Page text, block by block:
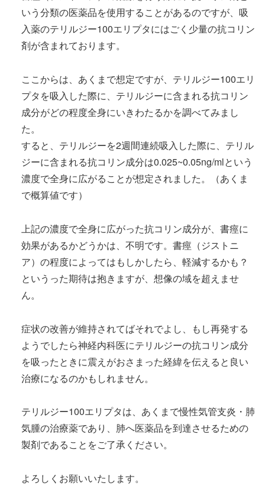
いう分類の医薬品を使用することがあるのですが、吸
入薬のテリルジー100エリプタにはごく少量の抗コリン
剤が含まれております。
ここからは、あくまで想定ですが、テリルジー100エリ
プタを吸入した際に、テリルジーに含まれる抗コリン
成分がどの程度全身にいきわたるかを調べてみまし
た。
すると、テリルジーを2週間連続吸入した際に、テリル
ジーに含まれる抗コリン成分は0.025~0.05ng/mlという
濃度で全身に広がることが想定されました。（あくま
で概算値です）
上記の濃度で全身に広がった抗コリン成分が、書痙に
効果があるかどうかは、不明です。書痙（ジストニ
ア）の程度によってはもしかしたら、軽減するかも？
というった期待は抱きますが、想像の域を超えませ
ん。
症状の改善が維持されてばそれでよし、もし再発する
ようでしたら神経内科医にテリルジーの抗コリン成分
を吸ったときに震えがおさまった経緯を伝えると良い
治療になるのかもしれません。
テリルジー100エリプタは、あくまで慢性気管支炎・肺
気腫の治療薬であり、肺へ医薬品を到達させるための
製剤であることをご了承ください。
よろしくお願いいたします。